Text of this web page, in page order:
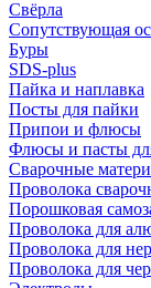
Свёрла
Сопутствующая
Буры
SDS-plus
Пайка и наплавка
Посты для пайки
Припои и флюсы
Флюсы и пасты
Сварочные
Проволока
Порошковая
Проволока для
Проволока для
Проволока для